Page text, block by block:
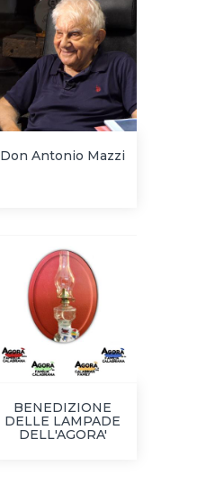
Don Antonio Mazzi
BENEDIZIONE
DELLE LAMPADE
DELL'AGORA'